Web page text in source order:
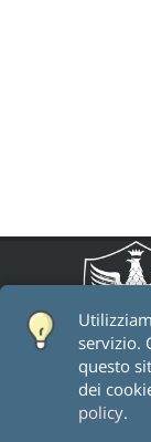
servizio.
questo
dei
policy.